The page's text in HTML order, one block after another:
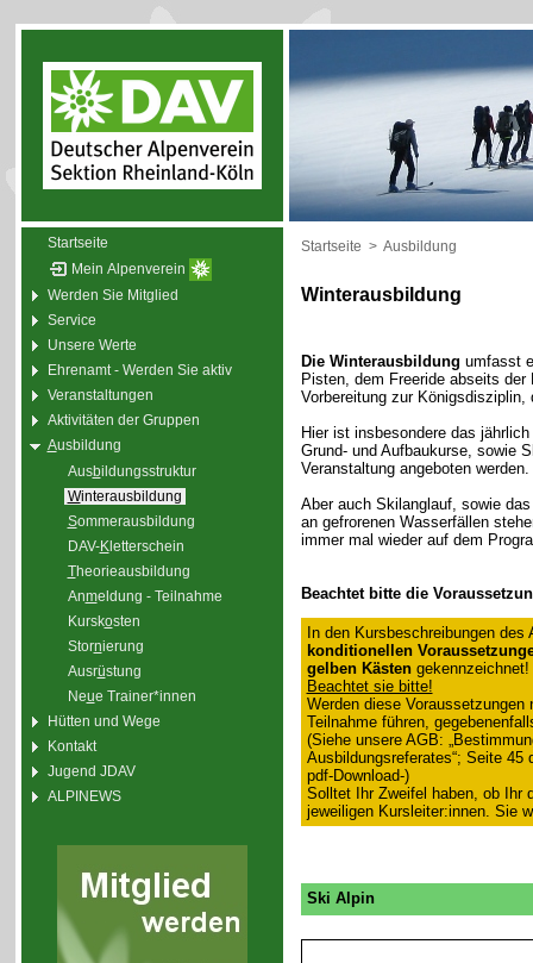
Startseite
Mein Alpenverein
Werden Sie Mitglied
Service
Unsere Werte
Ehrenamt - Werden Sie aktiv
Veranstaltungen
Aktivitäten der Gruppen
Ausbildung
Ausbildungsstruktur
Winterausbildung
Sommerausbildung
DAV-Kletterschein
Theorieausbildung
Anmeldung - Teilnahme
Kurskosten
Stornierung
Ausrüstung
Neue Trainer*innen
Hütten und Wege
Kontakt
Jugend JDAV
ALPINEWS
Startseite > Ausbildung
Winterausbildung
Die Winterausbildung umfasst
Pisten, dem Freeride abseits
Vorbereitung zur Königsdisziplin,
Hier ist insbesondere das
Grund- und Aufbaukurse, sowie
Veranstaltung angeboten werden.
Aber auch Skilanglauf, sowie
an gefrorenen Wasserfällen
immer mal wieder auf dem
Beachtet bitte die
In den Kursbeschreibungen
konditionellen
gelben Kästengekennzeichnet!
Beachtet sie bitte!
Werden diese
Teilnahme führen,
(Siehe unsere AGB:
Ausbildungsreferates“; Seite 45
pdf-Download-)
Solltet Ihr Zweifel haben, ob Ihr
jeweiligen Kursleiter:innen. Sie
Ski Alpin